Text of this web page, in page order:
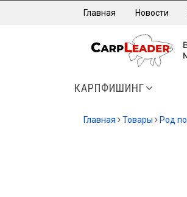
Главная Новости
КАРПФИШИНГ
Главная Товары Род